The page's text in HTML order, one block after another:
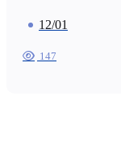
12/01
147